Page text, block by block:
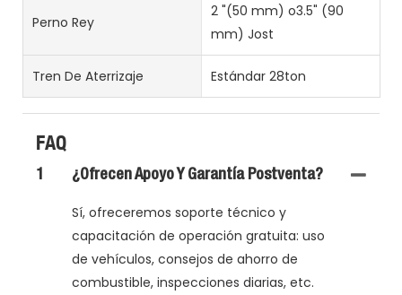
Perno Rey
2 "(50 mm) o3.5" (90
mm) Jost
Tren De Aterrizaje Estándar 28ton
FAQ
1 ¿Ofrecen Apoyo Y Garantía Postventa?
Sí, ofreceremos soporte técnico y
capacitación de operación gratuita: uso
de vehículos, consejos de ahorro de
combustible, inspecciones diarias, etc.